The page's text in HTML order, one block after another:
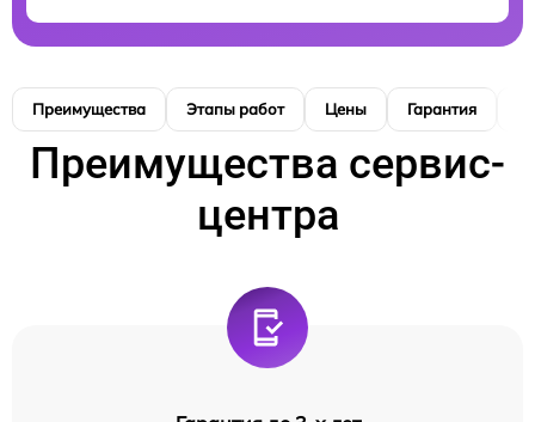
Преимущества Этапы работ Цены Гарантия
Преимущества сервис-
центра